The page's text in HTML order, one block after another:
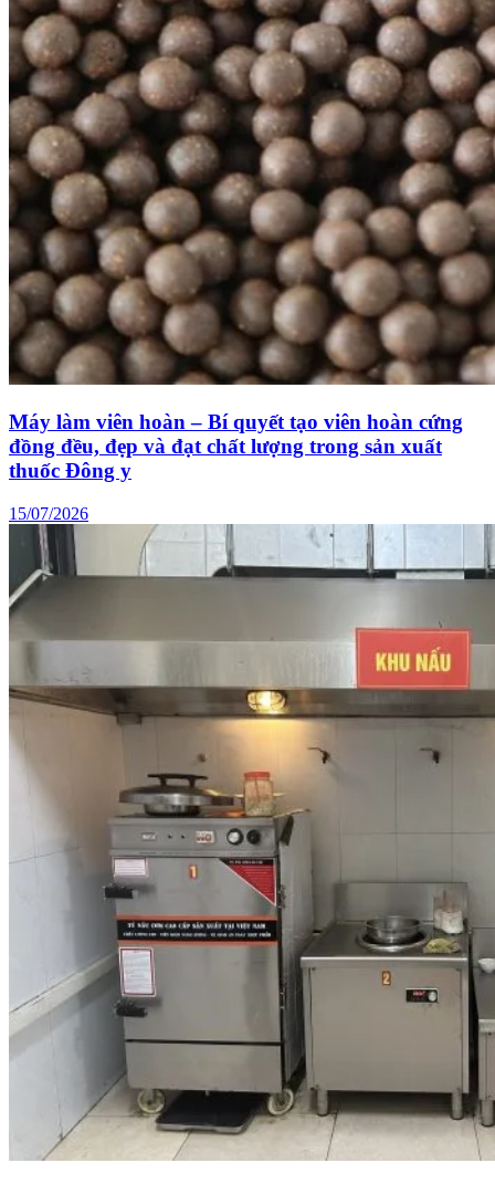
Máy làm viên hoàn – Bí quyết tạo viên hoàn cứng
đồng đều, đẹp và đạt chất lượng trong sản xuất
thuốc Đông y
15/07/2026